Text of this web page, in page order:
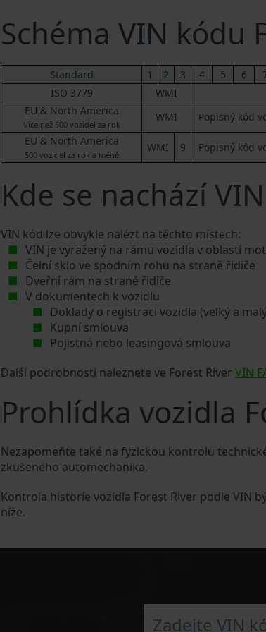
Schéma VIN kódu
Standard 1 2 3 4 5 6
ISO 3779
WMI
EU & North America
Více než 500 vozidel za rok
WMI Popisný kód
EU & North America
500 vozidel za rok a méně
WMI 9 Popisný kód
Kde se nachází
VIN kód lze obvykle nalézt na těchto místech:
VIN je vyražený na rámu vozidla v oblasti
Čelní sklo ve spodním rohu na straně řidiče
Dveřní rám na straně řidiče
V dokumentech k vozidlu
Doklady o registraci vozidla (velký a
Kupní smlouva
Pojistná nebo leasingová smlouva
Další podrobnosti naleznete ve Forest River VIN
Prohlídka vozidla
Nezapomeňte také na fyzickou kontrolu
zkušeného automechanika.
Kontrola historie vozidla Forest River podle VIN
níže.